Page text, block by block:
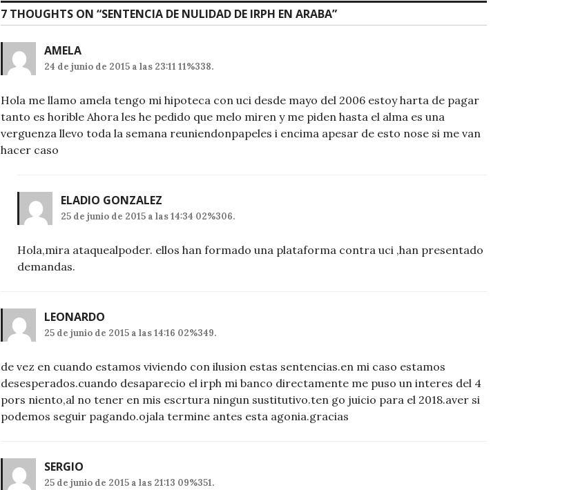
7 THOUGHTS ON “SENTENCIA DE NULIDAD DE IRPH EN ARABA”
AMELA
24 de junio de 2015 a las 23:11 11%338.
Hola me llamo amela tengo mi hipoteca con uci desde mayo del 2006 estoy harta de pagar
tanto es horible Ahora les he pedido que melo miren y me piden hasta el alma es una
verguenza llevo toda la semana reuniendonpapeles i encima apesar de esto nose si me van
hacer caso
ELADIO GONZALEZ
25 de junio de 2015 a las 14:34 02%306.
Hola,mira ataquealpoder. ellos han formado una plataforma contra uci ,han presentado
demandas.
LEONARDO
25 de junio de 2015 a las 14:16 02%349.
de vez en cuando estamos viviendo con ilusion estas sentencias.en mi caso estamos
desesperados.cuando desaparecio el irph mi banco directamente me puso un interes del 4
pors niento,al no tener en mis escrtura ningun sustitutivo.ten go juicio para el 2018.aver si
podemos seguir pagando.ojala termine antes esta agonia.gracias
SERGIO
25 de junio de 2015 a las 21:13 09%351.